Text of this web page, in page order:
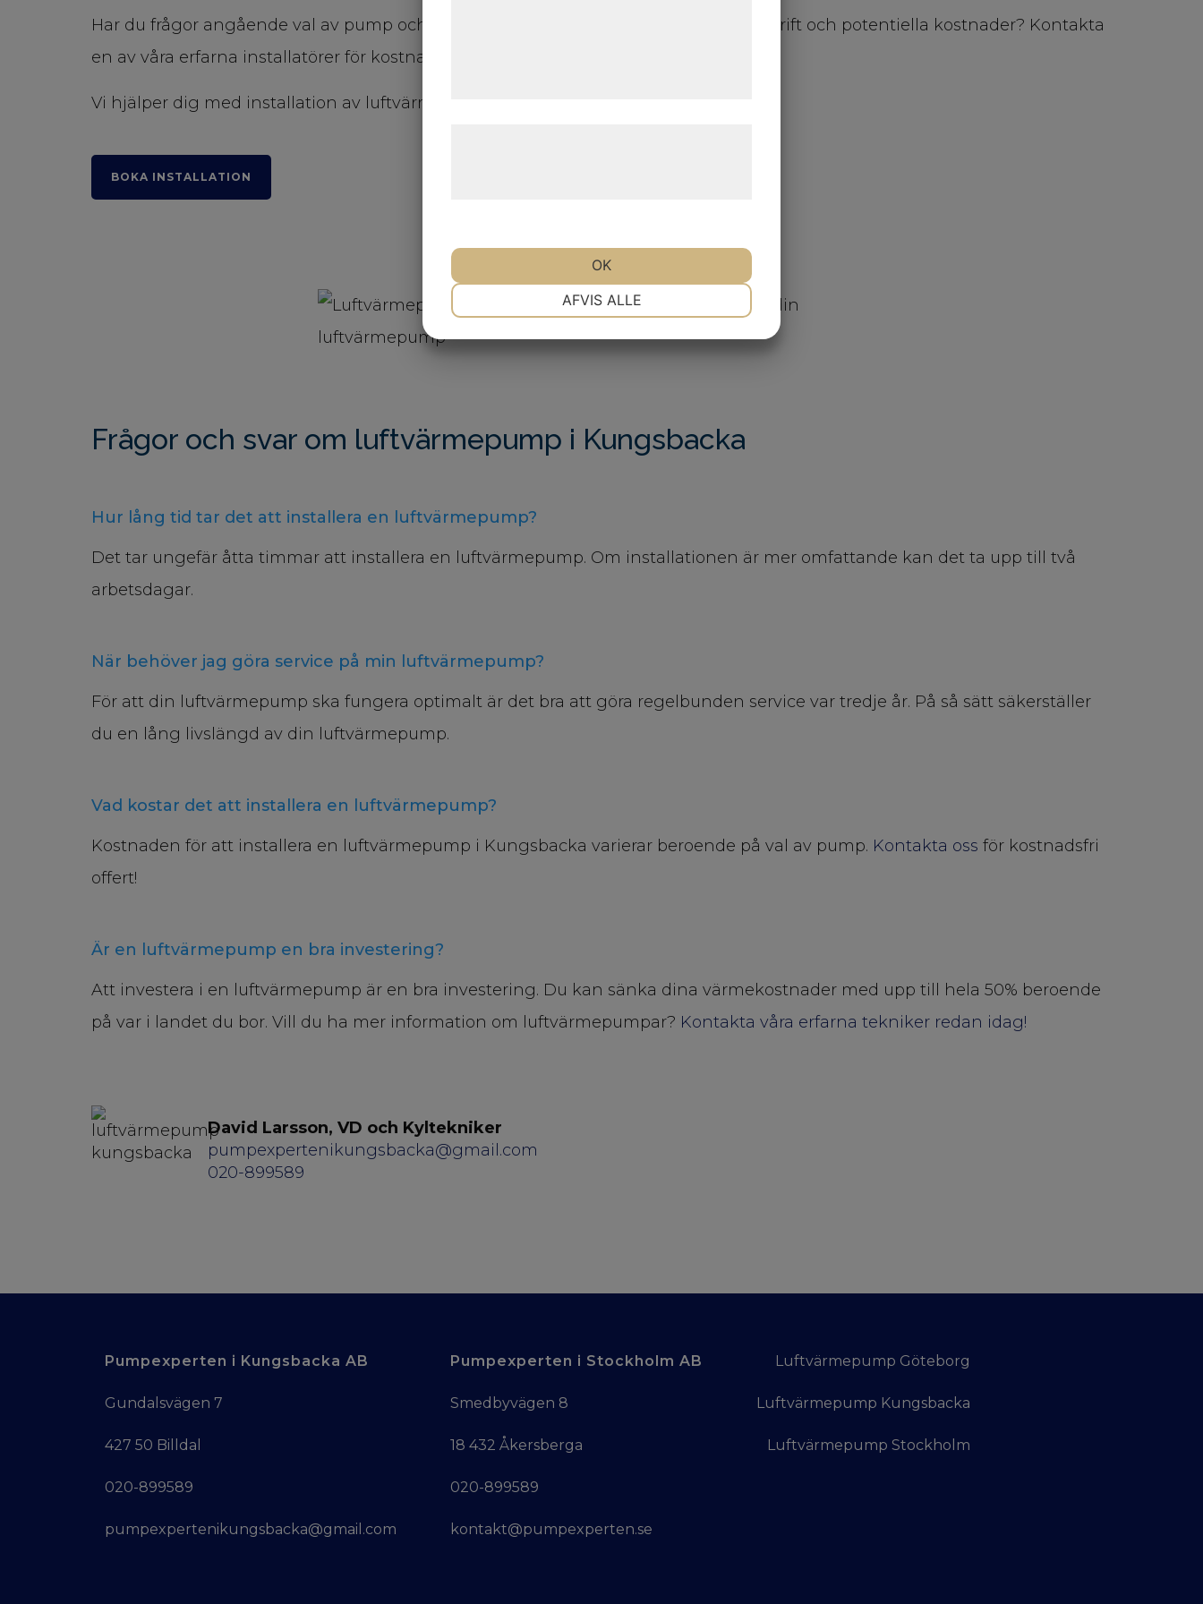
Har du frågor angående val av pump och installation? Eller funderingar angående drift och potentiella kostnader? Kontakta
en av våra erfarna installatörer för kostnadsfri rådgivning!
Vi hjälper dig med installation av luftvärmepump i Kungsbacka med omnejd!
BOKA INSTALLATION
Frågor och svar om luftvärmepump i Kungsbacka
Hur lång tid tar det att installera en luftvärmepump?
Det tar ungefär åtta timmar att installera en luftvärmepump. Om installationen är mer omfattande kan det ta upp till två
arbetsdagar.
När behöver jag göra service på min luftvärmepump?
För att din luftvärmepump ska fungera optimalt är det bra att göra regelbunden service var tredje år. På så sätt säkerställer
du en lång livslängd av din luftvärmepump.
Vad kostar det att installera en luftvärmepump?
Kostnaden för att installera en luftvärmepump i Kungsbacka varierar beroende på val av pump. Kontakta oss för kostnadsfri
offert!
Är en luftvärmepump en bra investering?
Att investera i en luftvärmepump är en bra investering. Du kan sänka dina värmekostnader med upp till hela 50% beroende
på var i landet du bor. Vill du ha mer information om luftvärmepumpar? Kontakta våra erfarna tekniker redan idag!
David Larsson, VD och Kyltekniker
pumpexpertenikungsbacka@gmail.com
020-899589
Pumpexperten i Kungsbacka AB
Gundalsvägen 7
427 50 Billdal
020-899589
pumpexpertenikungsbacka@gmail.com
Pumpexperten i Stockholm AB
Smedbyvägen 8
18 432 Åkersberga
020-899589
kontakt@pumpexperten.se
Luftvärmepump Göteborg
Luftvärmepump Kungsbacka
Luftvärmepump Stockholm
AFVIS ALLE
OK